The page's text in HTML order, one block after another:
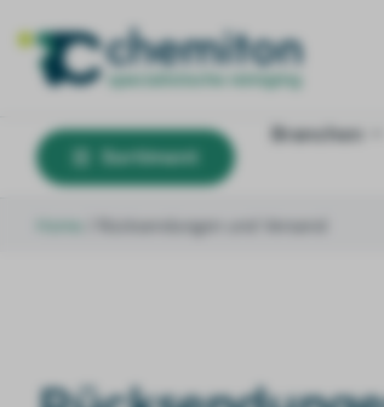
Sortiment
Branchen
Rücksendungen und Versand